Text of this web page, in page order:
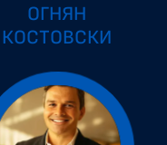
ОГНЯН
КОСТОВСКИ